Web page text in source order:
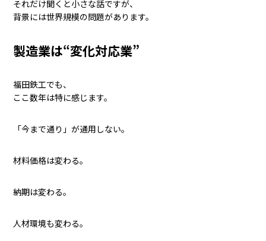
それだけ聞くと小さな話ですが、
背景には世界規模の問題があります。
製造業は“変化対応業”
福田鉄工でも、
ここ数年は特に感じます。
「今まで通り」が通用しない。
材料価格は変わる。
納期は変わる。
人材環境も変わる。